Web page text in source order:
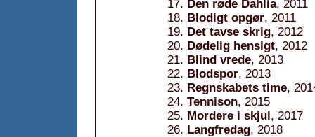
Den røde Dahlia, 2011
Blodigt opgør, 2011
Det tavse skrig, 2012
Dødelig hensigt, 2012
Blind vrede, 2013
Blodspor, 2013
Regnskabets time,
Tennison, 2015
Mordere i skjul, 2017
Langfredag, 2018